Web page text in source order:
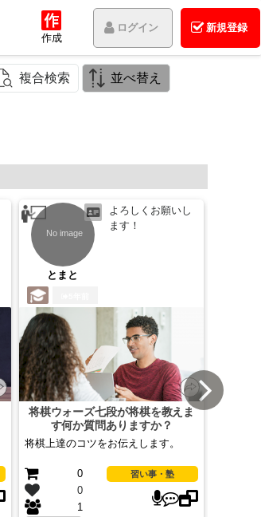
作成
ログイン 新規登録
複合検索 並べ替え
とまと
よろしくお願いし
ます！
将棋ウォーズ七段が将棋を教えま
す何か質問ありますか？
将棋上達のコツをお伝えします。
0
0
1
習い事・塾